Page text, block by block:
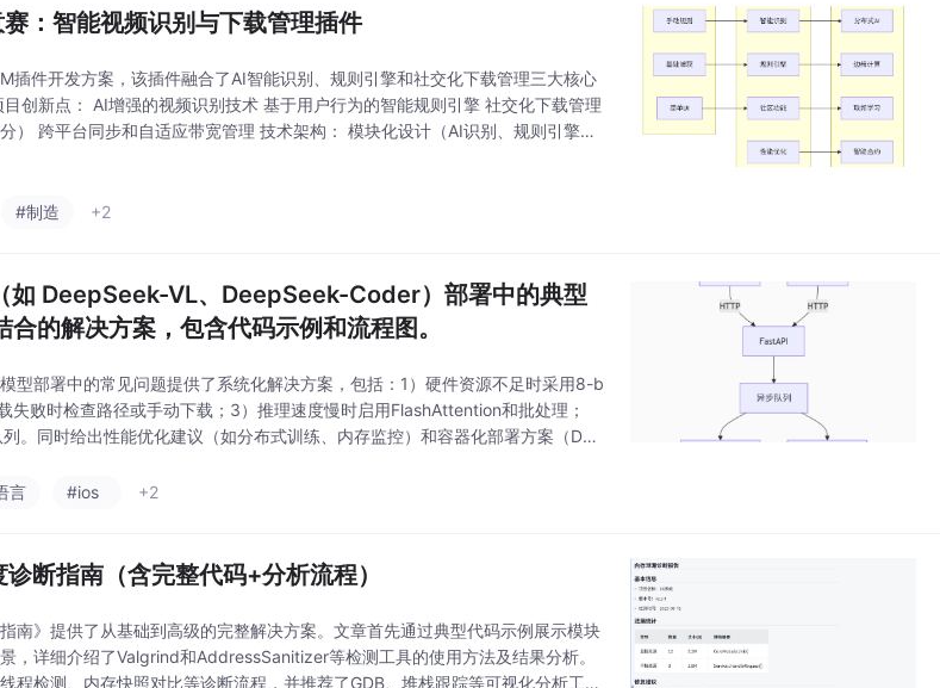
：智能视频识别与下载管理插件
插件开发方案，该插件融合了AI智能识别、规则引擎和社交化下载管理三大核心
创新点： AI增强的视频识别技术 基于用户行为的智能规则引擎 社交化下载管理
） 跨平台同步和自适应带宽管理 技术架构： 模块化设计（AI识别、规则引擎、
#制造 +2
如 DeepSeek-VL、DeepSeek-Coder）部署中的典型
合的解决方案，包含代码示例和流程图。
模型部署中的常见问题提供了系统化解决方案，包括：1）硬件资源不足时采用8-b
败时检查路径或手动下载；3）推理速度慢时启用FlashAttention和批处理；
。同时给出性能优化建议（如分布式训练、内存监控）和容器化部署方案（Doc
言 #ios +2
断指南（含完整代码+分析流程）
南》提供了从基础到高级的完整解决方案。文章首先通过典型代码示例展示模块
，详细介绍了Valgrind和AddressSanitizer等检测工具的使用方法及结果分析。
程检测、内存快照对比等诊断流程，并推荐了GDB、堆栈跟踪等可视化分析工